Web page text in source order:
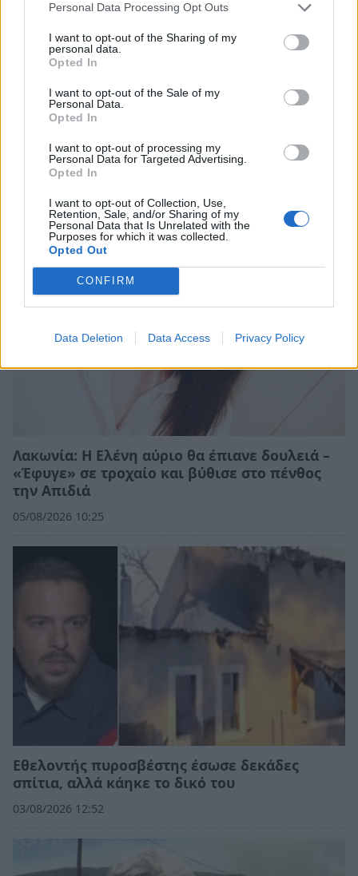
Personal Data Processing Opt Outs
I want to opt-out of the Sharing of my
personal data.
Opted In
I want to opt-out of the Sale of my
Personal Data.
Opted In
I want to opt-out of processing my
Personal Data for Targeted Advertising.
Opted In
I want to opt-out of Collection, Use,
Retention, Sale, and/or Sharing of my
Personal Data that Is Unrelated with the
Purposes for which it was collected.
Opted Out
CONFIRM
Data Deletion Data Access Privacy Policy
Σχετικά Άρθρα
Λακωνία: Η Ελένη αύριο θα έπιανε δουλειά –
«Έφυγε» σε τροχαίο και βύθισε στο πένθος
την Απιδιά
05/08/2026 10:25
Εθελοντής πυροσβέστης έσωσε δεκάδες
σπίτια, αλλά κάηκε το δικό του
03/08/2026 12:52